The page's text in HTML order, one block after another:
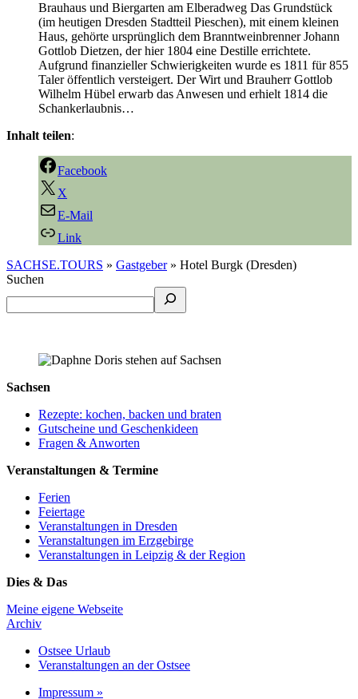
Brauhaus und Biergarten am Elberadweg Das Grundstück
(im heutigen Dresden Stadtteil Pieschen), mit einem kleinen
Haus, gehörte ursprünglich dem Branntweinbrenner Johann
Gottlob Dietzen, der hier 1804 eine Destille errichtete.
Aufgrund finanzieller Schwierigkeiten wurde es 1811 für 855
Taler öffentlich versteigert. Der Wirt und Brauherr Gottlob
Wilhelm Hübel erwarb das Anwesen und erhielt 1814 die
Schankerlaubnis…
Inhalt teilen:
Facebook
X
E-Mail
Link
SACHSE.TOURS » Gastgeber» Hotel Burgk (Dresden)
Suchen
Sachsen
Rezepte: kochen, backen und braten
Gutscheine und Geschenkideen
Fragen & Anworten
Veranstaltungen & Termine
Ferien
Feiertage
Veranstaltungen in Dresden
Veranstaltungen im Erzgebirge
Veranstaltungen in Leipzig & der Region
Dies & Das
Meine eigene Webseite
Archiv
Ostsee Urlaub
Veranstaltungen an der Ostsee
Impressum »